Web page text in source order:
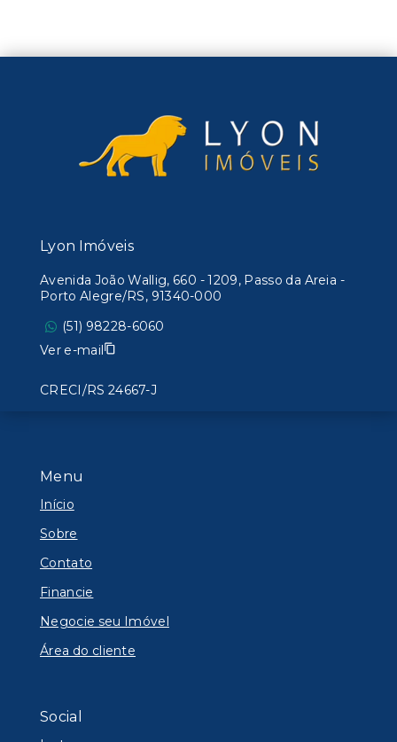
Menu
Início
Sobre
Contato
Financie
Negocie seu Imóvel
Área do cliente
Social
Lyon Imóveis
Avenida João Wallig, 660 - 1209, Passo da Areia -
Porto Alegre/RS, 91340-000
(51) 98228-6060
Ver e-mail
CRECI/RS 24667-J